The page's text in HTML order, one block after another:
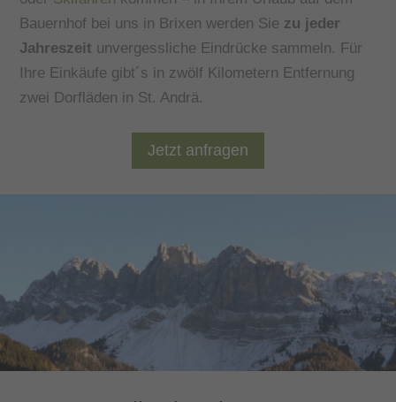
Bauernhof bei uns in Brixen werden Sie zu jeder
Jahreszeit unvergessliche Eindrücke sammeln. Für
Ihre Einkäufe gibt´s in zwölf Kilometern Entfernung
zwei Dorfläden in St. Andrä.
Jetzt anfragen